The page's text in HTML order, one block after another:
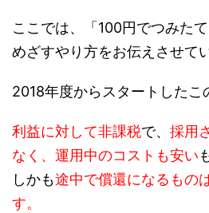
ここでは、「100円でつみた
めざすやり方をお伝えさせて
2018年度からスタートしたこ
利益に対して非課税で、 採用
なく、運用中のコストも安い
しかも途中で償還になるもの
す。